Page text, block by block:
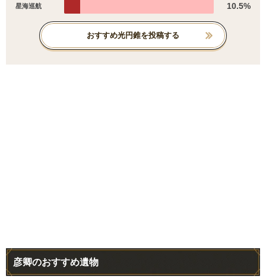
星海巡航 10.5%
おすすめ光円錐を投稿する
彦卿のおすすめ遺物